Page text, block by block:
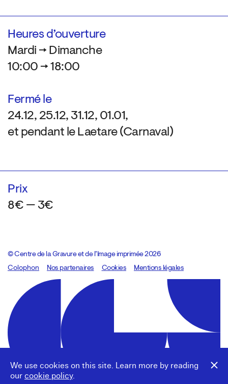
We use cookies on this site. Learn more by reading
our cookie policy.
Heures d’ouverture
Mardi → Dimanche
10:00 → 18:00
Fermé le
24.12, 25.12, 31.12, 01.01,
et pendant le Laetare (Carnaval)
Prix
8€ — 3€
© Centre de la Gravure et de l’Image imprimée 2026
Colophon
Design:Marcel Kaczmarek, code:8080.studio
Nos partenaires Cookies Mentions légales